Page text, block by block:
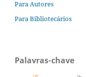
Para Autores
Para Bibliotecários
Palavras-chave